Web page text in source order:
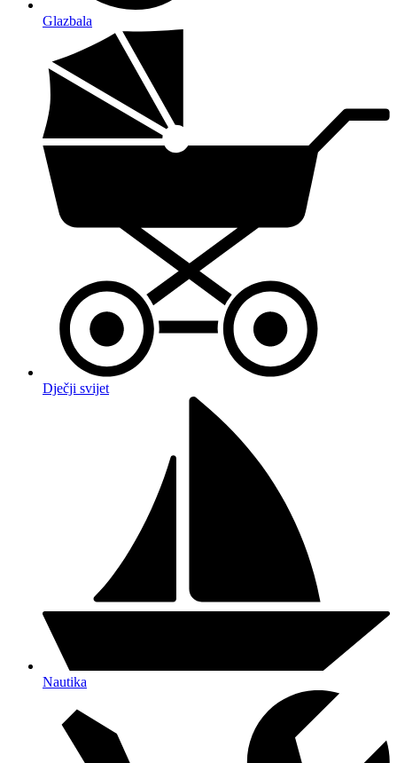
Glazbala
Dječji svijet
Nautika